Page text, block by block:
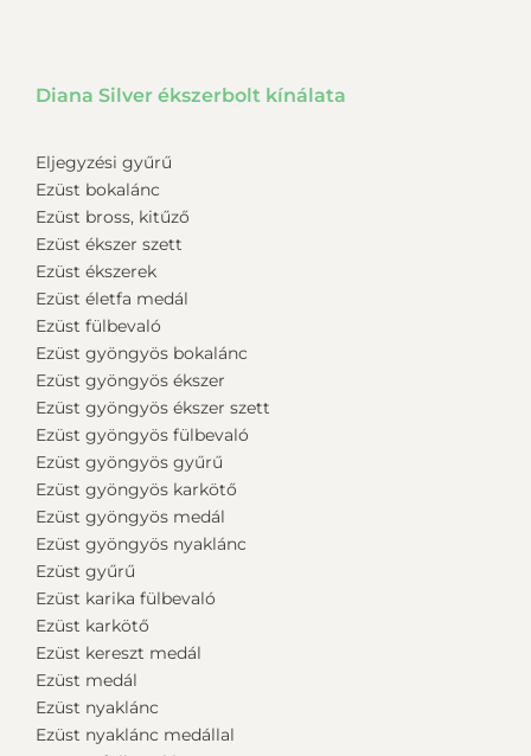
Diana Silver ékszerbolt kínálata
Eljegyzési gyűrű
Ezüst bokalánc
Ezüst bross, kitűző
Ezüst ékszer szett
Ezüst ékszerek
Ezüst életfa medál
Ezüst fülbevaló
Ezüst gyöngyös bokalánc
Ezüst gyöngyös ékszer
Ezüst gyöngyös ékszer szett
Ezüst gyöngyös fülbevaló
Ezüst gyöngyös gyűrű
Ezüst gyöngyös karkötő
Ezüst gyöngyös medál
Ezüst gyöngyös nyaklánc
Ezüst gyűrű
Ezüst karika fülbevaló
Ezüst karkötő
Ezüst kereszt medál
Ezüst medál
Ezüst nyaklánc
Ezüst nyaklánc medállal